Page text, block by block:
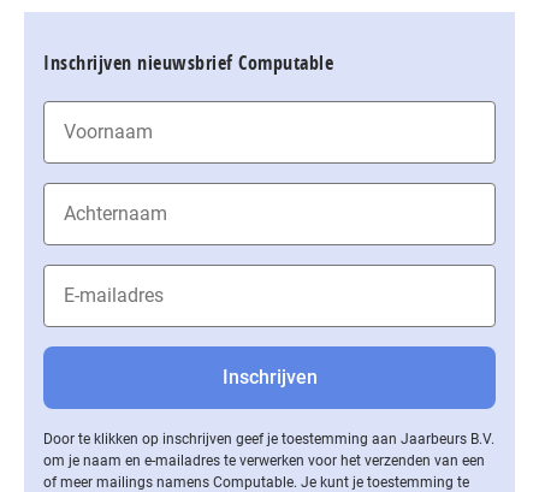
Inschrijven nieuwsbrief Computable
Door te klikken op inschrijven geef je toestemming aan Jaarbeurs B.V.
om je naam en e-mailadres te verwerken voor het verzenden van een
of meer mailings namens Computable. Je kunt je toestemming te